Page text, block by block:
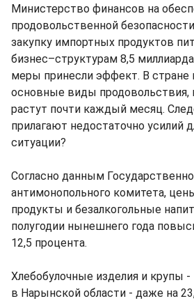
Министерство финансов на
продовольственной
закупку импортных продуктов
бизнес–структурам 8,5
меры принесли эффект. В стране
основные виды продовольствия,
растут почти каждый месяц.
прилагают недостаточно усилий
ситуации?
Согласно данным
антимонопольного комитета,
продукты и безалкогольные
полугодии нынешнего года
12,5 процента.
Хлебобулочные изделия и крупы -
в Нарынской области - даже на